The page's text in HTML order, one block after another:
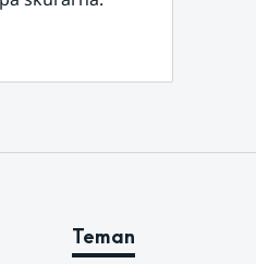
Teman